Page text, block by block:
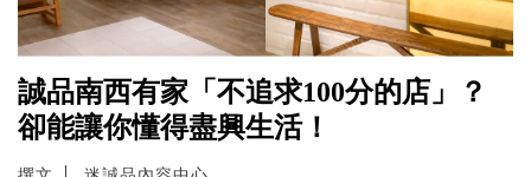
誠品南西有家「不追求100分的店」？
卻能讓你懂得盡興生活！